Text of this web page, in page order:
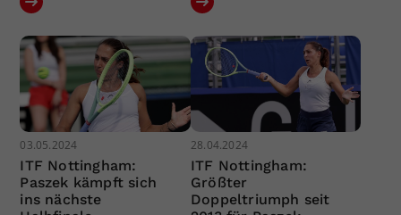
03.05.2024
ITF Nottingham:
Paszek kämpft sich
ins nächste
28.04.2024
ITF Nottingham:
Größter
Doppeltriumph seit